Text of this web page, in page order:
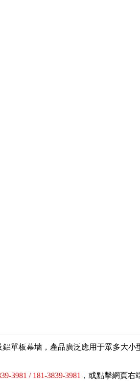
單板幕墻，產品廣泛應用于眾多大
3981 / 181-3839-3981 ，或點擊網頁